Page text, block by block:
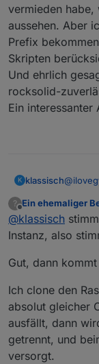
vermieden
aussehen. Aber
Prefix
Skripten
Und ehrlich
rocksolid-
Ein interessanter
K klassisch@
macht,
Als
davon.
sobald
Also
?
Offline
Ein ehemaliger
@klassisch
Instanz, also
Gut, dann
Ich clone den
absolut gleicher
ausfällt, dann
getrennt, und
versorgt.